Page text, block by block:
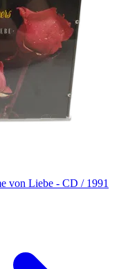
von Liebe - CD / 1991